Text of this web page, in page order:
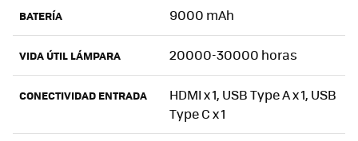
BATERÍA 9000 mAh
VIDA ÚTIL LÁMPARA 20000-30000 horas
CONECTIVIDAD ENTRADA
HDMI x 1, USB Type A x 1, USB
Type C x 1